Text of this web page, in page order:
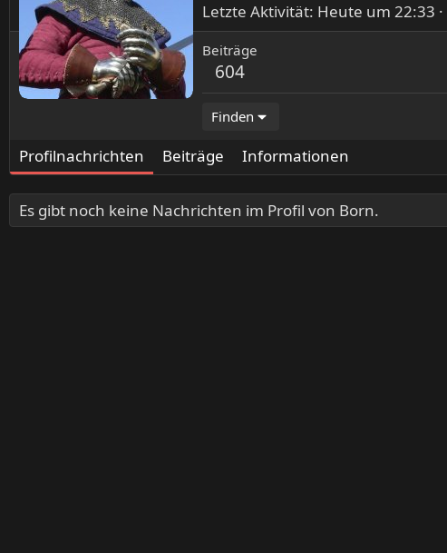
Letzte Aktivität Heute um 22:33 ·
Beiträge
604
Finden
Profilnachrichten Beiträge Informationen
Es gibt noch keine Nachrichten im Profil von Born.